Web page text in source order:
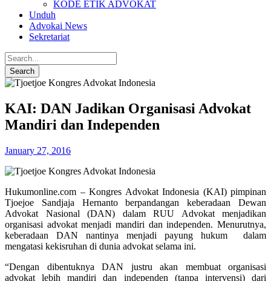
KODE ETIK ADVOKAT
Unduh
Advokai News
Sekretariat
KAI: DAN Jadikan Organisasi Advokat
Mandiri dan Independen
January 27, 2016
Hukumonline.com – Kongres Advokat Indonesia (KAI) pimpinan
Tjoejoe Sandjaja Hernanto berpandangan keberadaan Dewan
Advokat Nasional (DAN) dalam RUU Advokat menjadikan
organisasi advokat menjadi mandiri dan independen. Menurutnya,
keberadaan DAN nantinya menjadi payung hukum dalam
mengatasi kekisruhan di dunia advokat selama ini.
“Dengan dibentuknya DAN justru akan membuat organisasi
advokat lebih mandiri dan independen (tanpa intervensi) dari